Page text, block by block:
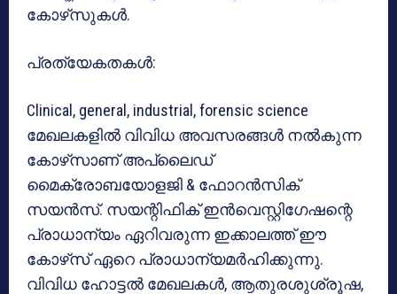
കോഴ്‌സുകള്‍.
പ്രത്യേകതകള്‍:
Clinical, general, industrial, forensic science
മേഖലകളില്‍ വിവിധ അവസരങ്ങള്‍ നല്‍കുന്ന
കോഴ്‌സാണ് അപ്ലൈഡ്
മൈക്രോബയോളജി & ഫോറന്‍സിക്
സയന്‍സ്. സയന്റിഫിക് ഇന്‍വെസ്റ്റിഗേഷന്റെ
പ്രാധാന്യം ഏറിവരുന്ന ഇക്കാലത്ത് ഈ
കോഴ്‌സ് ഏറെ പ്രാധാന്യമര്‍ഹിക്കുന്നു.
വിവിധ ഹോട്ടല്‍ മേഖലകള്‍, ആതുരശുശ്രൂഷ,